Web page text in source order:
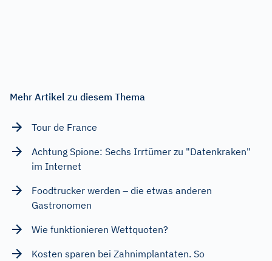
Mehr Artikel zu diesem Thema
Tour de France
Achtung Spione: Sechs Irrtümer zu "Datenkraken"
im Internet
Foodtrucker werden – die etwas anderen
Gastronomen
Wie funktionieren Wettquoten?
Kosten sparen bei Zahnimplantaten. So